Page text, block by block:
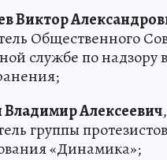
Виктор
Общественного
службе по надзору
Алексеевич,
группы
«Динамика»;